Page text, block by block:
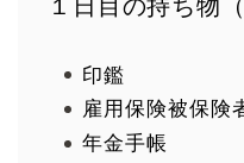
１日目の持ち物
印鑑
雇用保険被保険
年金手帳